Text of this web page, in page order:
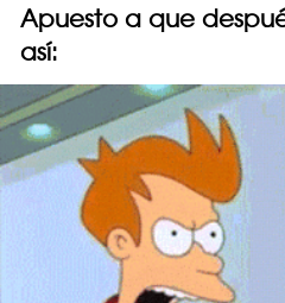
Apuesto a que
así: